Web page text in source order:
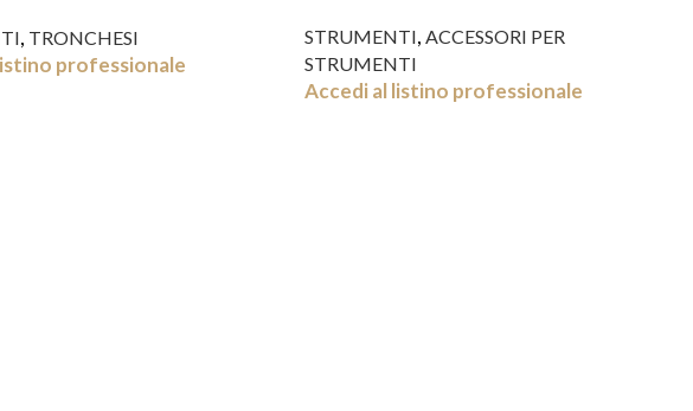
, TRONCHESI
professionale
STRUMENTI, ACCESSORI PER
STRUMENTI
Accedi al listino professionale